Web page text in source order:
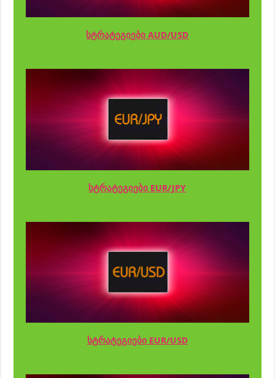
სტრატეგიები AUD/USD
სტრატეგიები EUR/JPY
სტრატეგიები EUR/USD